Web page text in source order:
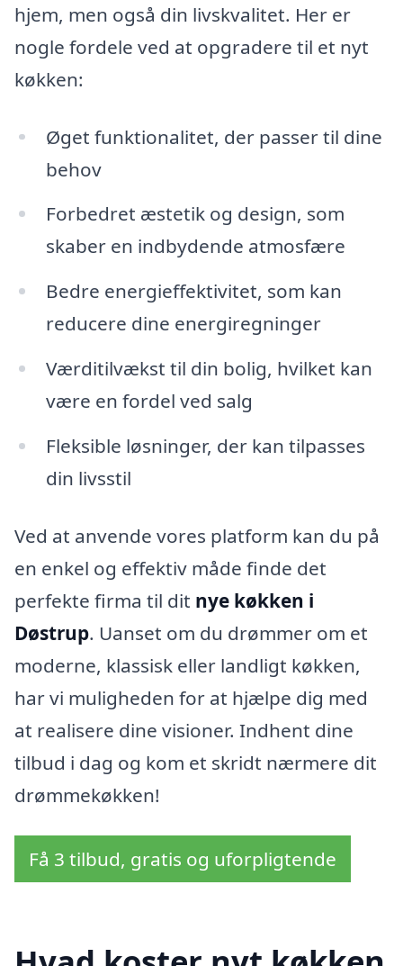
hjem, men også din livskvalitet. Her er
nogle fordele ved at opgradere til et nyt
køkken:
Øget funktionalitet, der passer til dine
behov
Forbedret æstetik og design, som
skaber en indbydende atmosfære
Bedre energieffektivitet, som kan
reducere dine energiregninger
Værditilvækst til din bolig, hvilket kan
være en fordel ved salg
Fleksible løsninger, der kan tilpasses
din livsstil
Ved at anvende vores platform kan du på
en enkel og effektiv måde finde det
perfekte firma til dit nye køkken i
Døstrup. Uanset om du drømmer om et
moderne, klassisk eller landligt køkken,
har vi muligheden for at hjælpe dig med
at realisere dine visioner. Indhent dine
tilbud i dag og kom et skridt nærmere dit
drømmekøkken!
Få 3 tilbud, gratis og uforpligtende